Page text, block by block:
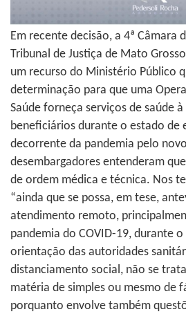
Em recente decisão, a 4ª Câmara
Tribunal de Justiça de Mato
um recurso do Ministério Público
determinação para que uma
Saúde forneça serviços de saúde
beneficiários durante o estado de
decorrente da pandemia pelo
desembargadores entenderam
de ordem médica e técnica. Nos
“ainda que se possa, em tese,
atendimento remoto,
pandemia do COVID-19, durante
orientação das autoridades
distanciamento social, não se
matéria de simples ou mesmo de
porquanto envolve também